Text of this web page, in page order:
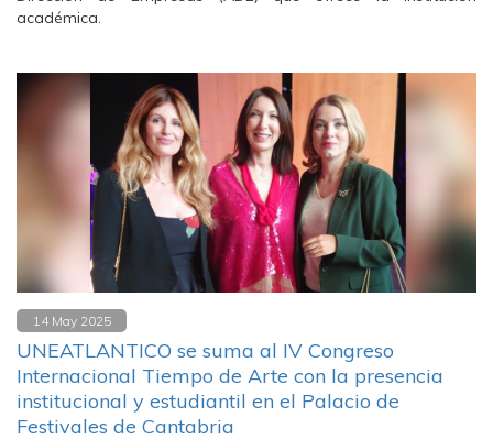
académica.
14 May 2025
UNEATLANTICO se suma al IV Congreso
Internacional Tiempo de Arte con la presencia
institucional y estudiantil en el Palacio de
Festivales de Cantabria